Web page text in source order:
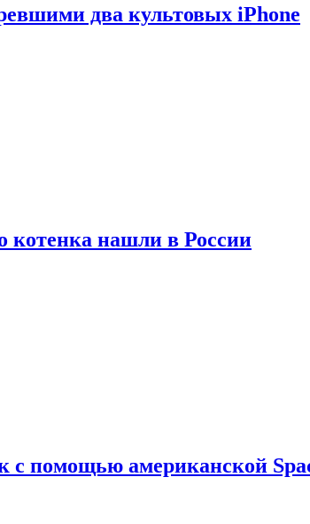
два культовых iPhone
котенка нашли в России
с помощью американской